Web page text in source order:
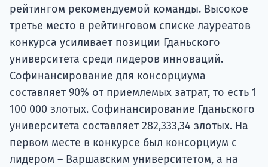
рейтингом рекомендуемой команды. Высокое
третье место в рейтинговом списке лауреатов
конкурса усиливает позиции Гданьского
университета среди лидеров инноваций.
Софинансирование для консорциума
составляет 90% от приемлемых затрат, то есть 1
100 000 злотых. Софинансирование Гданьского
университета составляет 282,333,34 злотых. На
первом месте в конкурсе был консорциум с
лидером – Варшавским университетом, а на